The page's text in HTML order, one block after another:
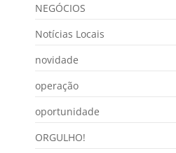
NEGÓCIOS
Notícias Locais
novidade
operação
oportunidade
ORGULHO!